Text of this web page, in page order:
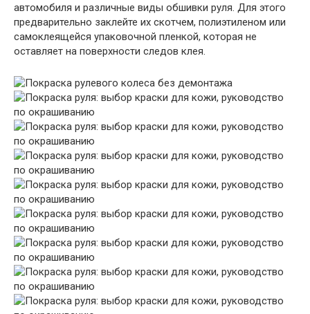
автомобиля и различные виды обшивки руля. Для этого
предварительно заклейте их скотчем, полиэтиленом или
самоклеящейся упаковочной пленкой, которая не
оставляет на поверхности следов клея.